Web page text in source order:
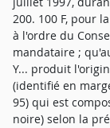
200. 100 F, pour
à l'ordre du
mandataire ;
Y... produit
(identifié en
95) qui est
noire) selon la